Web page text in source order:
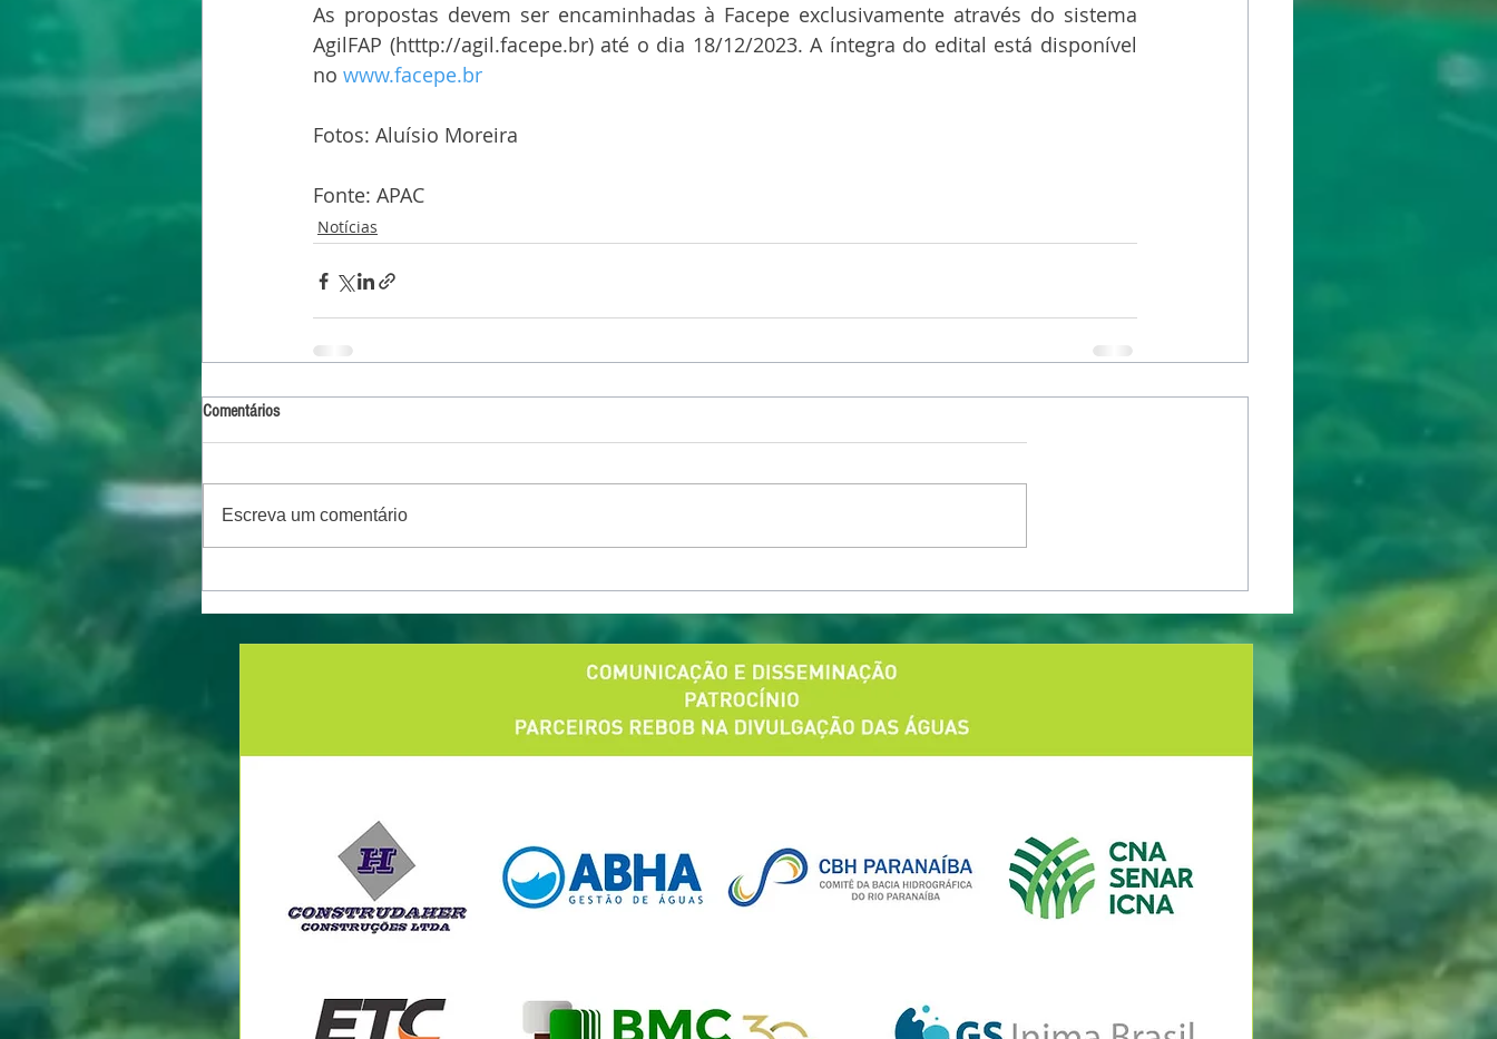
As propostas devem ser encaminhadas à Facepe exclusivamente através do sistema
AgilFAP (htttp://agil.facepe.br) até o dia 18/12/2023. A íntegra do edital está disponível
no www.facepe.br
Fotos: Aluísio Moreira
Fonte: APAC
Notícias
Comentários
Escreva um comentário